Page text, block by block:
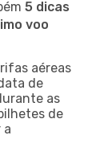
5 dicas
voo
aéreas
de
as
de
a